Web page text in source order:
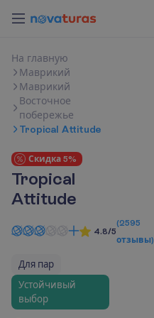
На главную
Маврикий
Маврикий
Восточное
побережье
Tropical Attitude
Скидка 5%
Tropical
Attitude
4.8/5
(2595
отзывы)
Для пар
Устойчивый
выбор